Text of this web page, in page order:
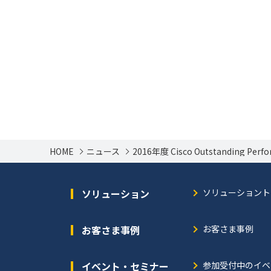
HOME ニュース 2016年度 Cisco Outstanding
ソリューション ソリューション
お客さま事例 お客さま事例
イベント・セミナー 参加受付中のイ